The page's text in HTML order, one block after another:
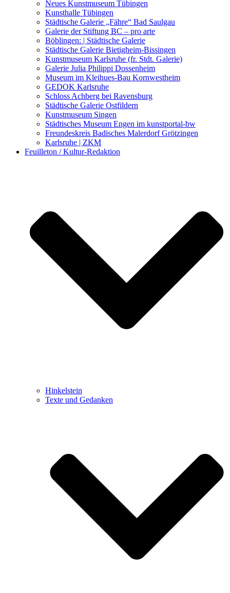
Kunstwettbewerbe, Ausschreibungen für Künstler
Neues Kunstmuseum Tübingen
Kunsthalle Tübingen
Städtische Galerie „Fähre“ Bad Saulgau
Galerie der Stiftung BC – pro arte
Böblingen: | Städtische Galerie
Städtische Galerie Bietigheim-Bissingen
Kunstmuseum Karlsruhe (fr. Stdt. Galerie)
Galerie Julia Philippi Dossenheim
Museum im Kleihues-Bau Kornwestheim
GEDOK Karlsruhe
Schloss Achberg bei Ravensburg
Städtische Galerie Ostfildern
Kunstmuseum Singen
Städtisches Museum Engen im kunstportal-bw
Freundeskreis Badisches Malerdorf Grötzingen
Karlsruhe | ZKM
Feuilleton / Kultur-Redaktion
Hinkelstein
Texte und Gedanken